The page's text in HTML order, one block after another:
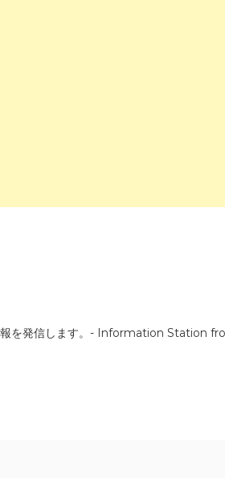
報を発信します。- Information Station